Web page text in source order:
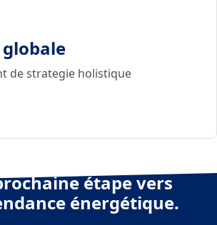
de strategie holistique
étape vers
énergétique.